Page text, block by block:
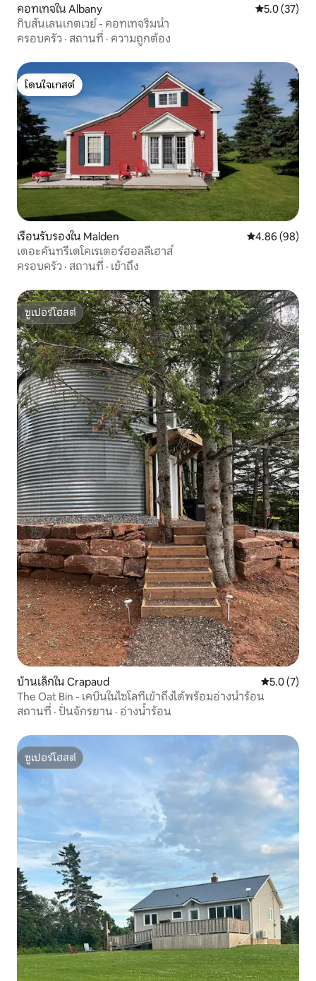
คอทเทจใน Albany คะแนนเฉลี่ย
5.0 (37)
กิบสันเลนเกตเวย์ - คอทเทจริมน้ำ
ครอบครัว · สถานที่ · ความถูกต้อง
โดนใจเกสต์
โดนใจเกสต์
เรือนรับรองใน Malden คะแนนเฉลี่ย
4.86 (98)
เดอะคันทรีเดโคเรเตอร์ฮอลลี่เฮาส์
ครอบครัว · สถานที่ · เข้าถึง
ซูเปอร์โฮสต์
ซูเปอร์โฮสต์
บ้านเล็กใน Crapaud คะแนนเฉลี่
5.0 (7)
The Oat Bin - เคบินในไซโลที่เข้าถึงได้พร้อมอ่างน้ำร้อน
สถานที่ · ปั่นจักรยาน · อ่างน้ำร้อน
ซูเปอร์โฮสต์
ซูเปอร์โฮสต์